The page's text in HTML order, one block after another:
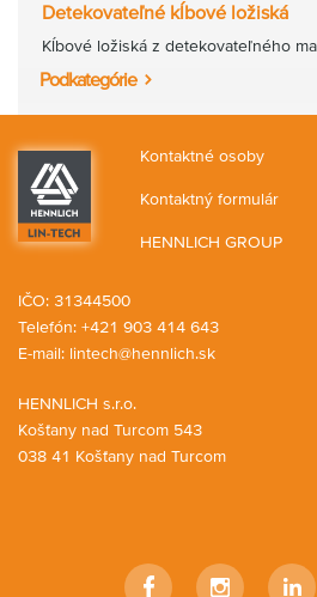
Detekovateľné kĺbové ložiská
Kĺbové ložiská z detekovateľného
Podkategórie
Kontaktné osoby
Kontaktný formulár
HENNLICH GROUP
HENNLICH s.r.o.
Košťany nad Turcom 543
038 41 Košťany nad Turcom
IČO: 31344500
Telefón: +421 903 414 643
E-mail: lintech@hennlich.sk